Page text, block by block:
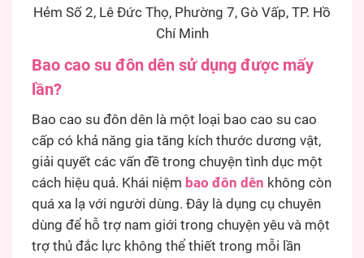
Hẻm Số 2, Lê Đức Thọ, Phường 7, Gò Vấp, TP. Hồ
Chí Minh
Bao cao su đôn dên sử dụng được mấy
lần?
Bao cao su đôn dên là một loại bao cao su cao
cấp có khả năng gia tăng kích thước dương vật,
giải quyết các vấn đề trong chuyện tình dục một
cách hiệu quả. Khái niệm bao đôn dên không còn
quá xa lạ với người dùng. Đây là dụng cụ chuyên
dùng để hỗ trợ nam giới trong chuyện yêu và một
trợ thủ đắc lực không thể thiết trong mỗi lần